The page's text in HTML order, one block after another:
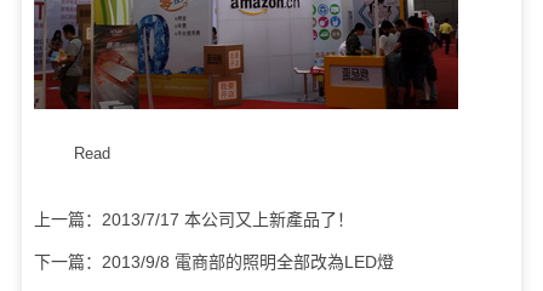
Read
上一篇： 2013/7/17 本公司又上新產品了！
下一篇： 2013/9/8 電商部的照明全部改為LED燈